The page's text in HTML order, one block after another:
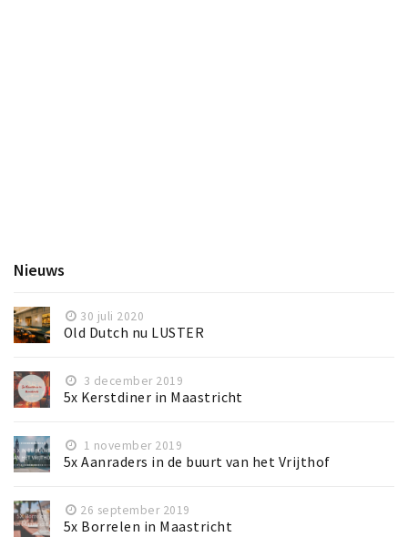
Nieuws
30 juli 2020
Old Dutch nu LUSTER
3 december 2019
5x Kerstdiner in Maastricht
1 november 2019
5x Aanraders in de buurt van het Vrijthof
26 september 2019
5x Borrelen in Maastricht